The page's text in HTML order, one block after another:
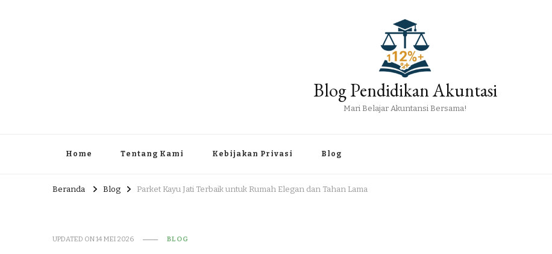
Blog Pendidikan Akuntasi
Mari Belajar Akuntansi Bersama!
Home Tentang Kami Kebijakan Privasi Blog
Beranda Blog Parket Kayu Jati Terbaik untuk Rumah Elegan dan Tahan Lama
UPDATED ON14 MEI 2026 BLOG